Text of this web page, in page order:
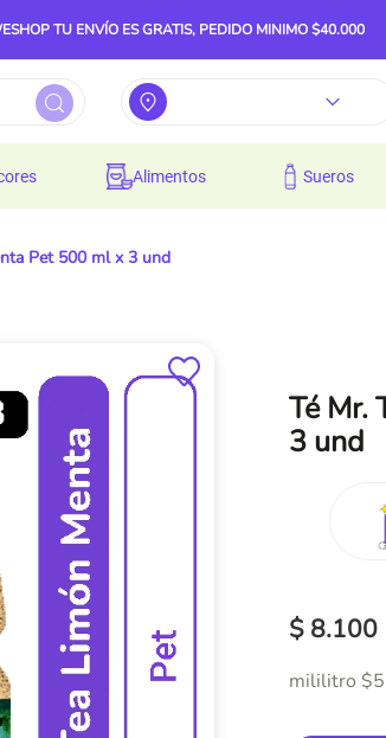
TU ENVÍO ES GRATIS, PEDIDO MINIMO $40.000
alimentos sueros
Pet 500 ml x 3 und
Té Mr.
3 und
$ 8.100
mililitro $5